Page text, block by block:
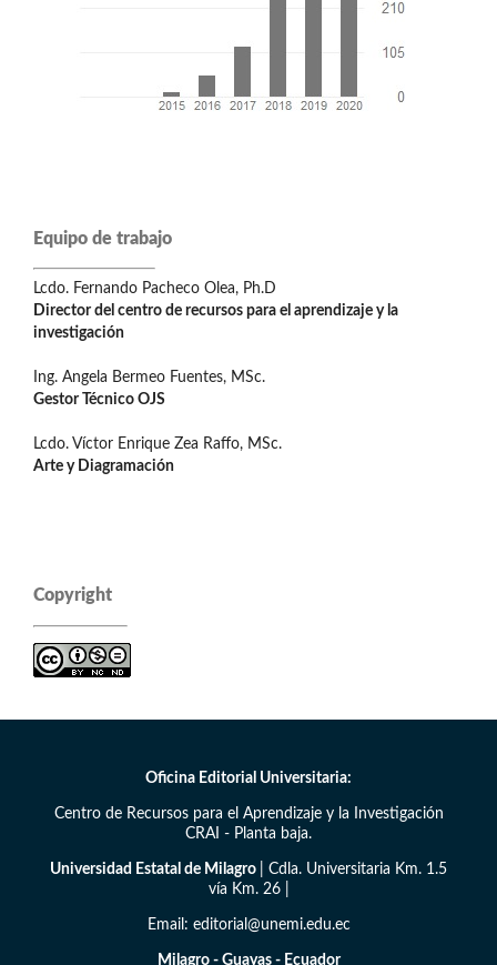
Equipo de trabajo
Lcdo. Fernando Pacheco Olea, Ph.D
Director del centro de recursos para el aprendizaje y la
investigación
Ing. Angela Bermeo Fuentes, MSc.
Gestor Técnico OJS
Lcdo. Víctor Enrique Zea Raffo, MSc.
Arte y Diagramación
Copyright
Oficina Editorial Universitaria:
Centro de Recursos para el Aprendizaje y la Investigación
CRAI - Planta baja.
Universidad Estatal de Milagro
| Cdla. Universitaria Km. 1.5
vía Km. 26 |
Email: editorial@unemi.edu.ec
Milagro - Guayas - Ecuador